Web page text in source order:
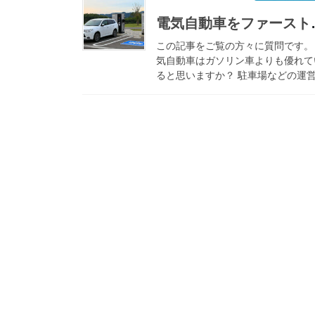
ん。 そもそも […]
電気自動
この記事をご覧の方々に質問です
気自動車はガソリン車よりも優れ
ると思いますか？ 駐車場などの運営